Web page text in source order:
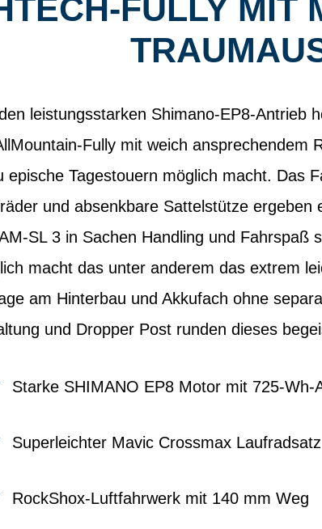
FULLY MIT
leistungsstarken Shimano-EP8-Antrieb
Fully mit weich ansprechendem
epische Tagestouern möglich macht. Das
und absenkbare Sattelstütze
SL 3 in Sachen Handling und Fahrspaß
macht das unter anderem das extrem
am Hinterbau und Akkufach ohne
und Dropper Post runden dieses
Starke SHIMANO EP8 Motor mit 725-Wh-
Superleichter Mavic Crossmax Laufradsatz
RockShox-Luftfahrwerk mit 140 mm Weg